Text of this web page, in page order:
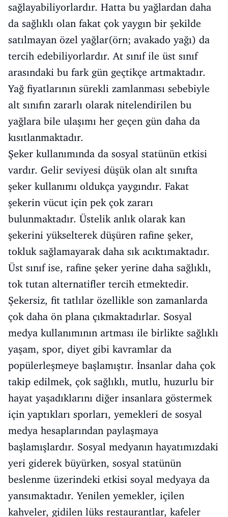
sağlayabiliyorlardır. Hatta bu yağlardan daha
da sağlıklı olan fakat çok yaygın bir şekilde
satılmayan özel yağlar(örn; avakado yağı) da
tercih edebiliyorlardır. At sınıf ile üst sınıf
arasındaki bu fark gün geçtikçe artmaktadır.
Yağ fiyatlarının sürekli zamlanması sebebiyle
alt sınıfın zararlı olarak nitelendirilen bu
yağlara bile ulaşımı her geçen gün daha da
kısıtlanmaktadır.
Şeker kullanımında da sosyal statünün etkisi
vardır. Gelir seviyesi düşük olan alt sınıfta
şeker kullanımı oldukça yaygındır. Fakat
şekerin vücut için pek çok zararı
bulunmaktadır. Üstelik anlık olarak kan
şekerini yükselterek düşüren rafine şeker,
tokluk sağlamayarak daha sık acıktımaktadır.
Üst sınıf ise, rafine şeker yerine daha sağlıklı,
tok tutan alternatifler tercih etmektedir.
Şekersiz, fit tatlılar özellikle son zamanlarda
çok daha ön plana çıkmaktadırlar. Sosyal
medya kullanımının artması ile birlikte sağlıklı
yaşam, spor, diyet gibi kavramlar da
popülerleşmeye başlamıştır. İnsanlar daha çok
takip edilmek, çok sağlıklı, mutlu, huzurlu bir
hayat yaşadıklarını diğer insanlara göstermek
için yaptıkları sporları, yemekleri de sosyal
medya hesaplarından paylaşmaya
başlamışlardır. Sosyal medyanın hayatımızdaki
yeri giderek büyürken, sosyal statünün
beslenme üzerindeki etkisi soyal medyaya da
yansımaktadır. Yenilen yemekler, içilen
kahveler, gidilen lüks restaurantlar, kafeler